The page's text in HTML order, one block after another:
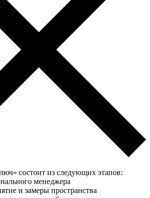
состоит из следующих этапов:
менеджера
и замеры пространства